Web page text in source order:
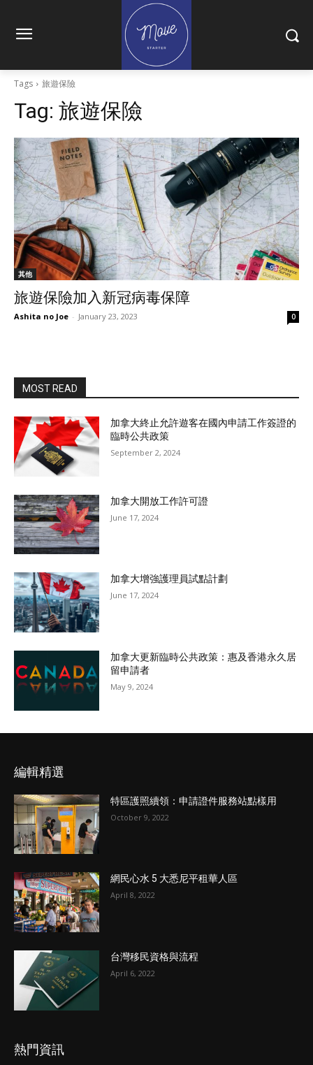
Tags 旅遊保險
Tag: 旅遊保險
其他
旅遊保險加入新冠病毒保障
Ashita no Joe - January 23, 2023 0
MOST READ
加拿大終止允許遊客在國內申請工作簽證的
臨時公共政策
September 2, 2024
加拿大開放工作許可證
June 17, 2024
加拿大增強護理員試點計劃
June 17, 2024
加拿大更新臨時公共政策：惠及香港永久居
留申請者
May 9, 2024
編輯精選
特區護照續領：申請證件服務站點樣用
October 9, 2022
網民心水 5 大悉尼平租華人區
April 8, 2022
台灣移民資格與流程
April 6, 2022
熱門資訊